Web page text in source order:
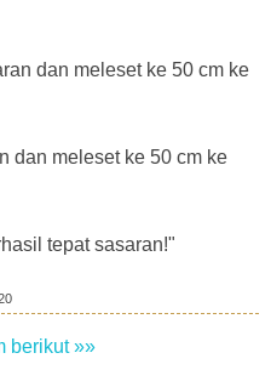
dan meleset ke 50 cm ke
dan meleset ke 50 cm ke
tepat sasaran!"
berikut »»